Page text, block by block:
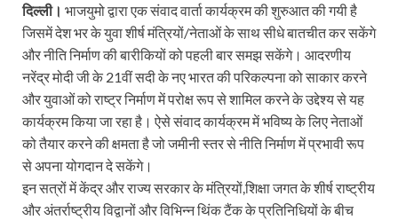
दिल्ली। भाजयुमो द्वारा एक संवाद वार्ता कार्यक्रम की शुरुआत की गयी है
जिसमें देश भर के युवा शीर्ष मंत्रियों/नेताओं के साथ सीधे बातचीत कर सकेंगे
और नीति निर्माण की बारीकियों को पहली बार समझ सकेंगे। आदरणीय
नरेंद्र मोदी जी के 21वीं सदी के नए भारत की परिकल्पना को साकार करने
और युवाओं को राष्ट्र निर्माण में परोक्ष रूप से शामिल करने के उद्देश्य से यह
कार्यक्रम किया जा रहा है। ऐसे संवाद कार्यक्रम में भविष्य के लिए नेताओं
को तैयार करने की क्षमता है जो जमीनी स्तर से नीति निर्माण में प्रभावी रूप
से अपना योगदान दे सकेंगे।
इन सत्रों में केंद्र और राज्य सरकार के मंत्रियों,शिक्षा जगत के शीर्ष राष्ट्रीय
और अंतर्राष्ट्रीय विद्वानों और विभिन्न थिंक टैंक के प्रतिनिधियों के बीच